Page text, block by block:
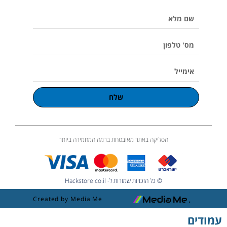
m
מלא
טלפון
שלח
הסליקה באתר מאובטחת ברמה המחמירה ביותר
© כל הזכויות שמורות ל- Hackstore.co.il
Created by Media Me
עמודים